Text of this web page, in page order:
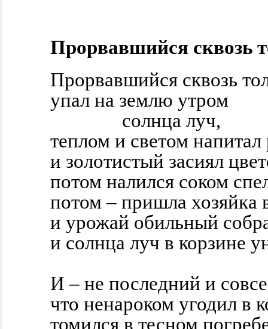
Прорвавшийся сквозь
Прорвавшийся сквозь
упал на землю утром
солнца луч,
теплом и светом напитал
и золотистый засиял
потом налился соком
потом – пришла хозяйка
и урожай обильный
и солнца луч в корзине
И – не последний и
что ненароком угодил в
томился в тесном